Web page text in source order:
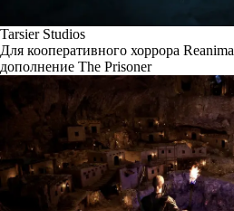
Tarsier Studios
Для кооперативного хоррора
дополнение The Prisoner